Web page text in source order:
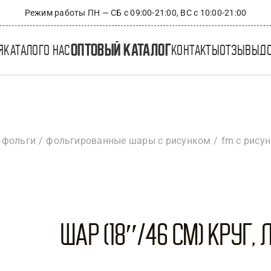
Режим работы ПН — СБ с 09:00-21:00, ВС с 10:00-21:00
каталого насоптовый каталогконтакты отзывы
фольгированные шары с рисунком
fm с
Шар (18″/46 см) Круг,